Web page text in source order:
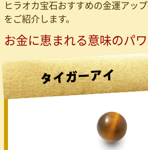
ヒラオカ宝石おすすめの金運アッ
をご紹介します。
お金に恵まれる意味のパ